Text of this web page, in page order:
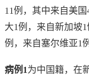
11例，其中来自美
大1例，来自新加坡
例，来自塞尔维亚1
病例1为中国籍，在